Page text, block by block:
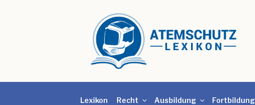
Lexikon Recht Ausbildung Fortbildung